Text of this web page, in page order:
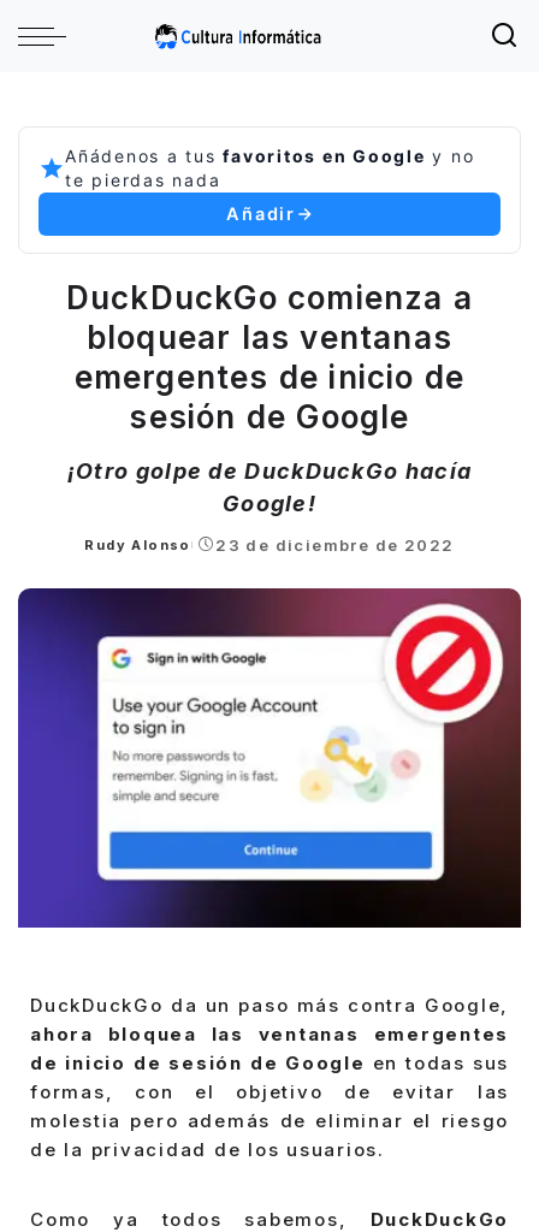
Añádenos a tusfavoritos en Google y no
te pierdas nada
Añadir
DuckDuckGo comienza a
bloquear las ventanas
emergentes de inicio de
sesión de Google
¡Otro golpe de DuckDuckGo hacía
Google!
Posted
Rudy Alonso 23 de diciembre de 2022
DuckDuckGo da un paso más contra Google,
ahora bloquea las ventanas emergentes
de inicio de sesión de Google en todas sus
formas, con el objetivo de evitar las
molestia pero además de eliminar el riesgo
de la privacidad de los usuarios.
Como ya todos sabemos, DuckDuckGo